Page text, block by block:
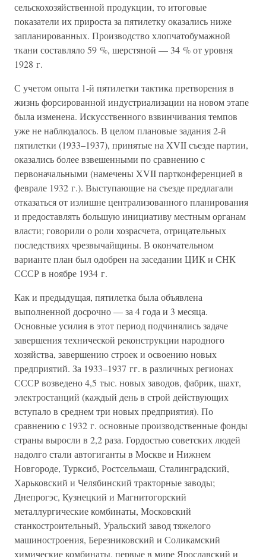
сельскохозяйственной продукции, то итоговые
показатели их прироста за пятилетку оказались ниже
запланированных. Производство хлопчатобумажной
ткани составляло 59 %, шерстяной — 34 % от уровня
1928 г.
С учетом опыта 1-й пятилетки тактика претворения в
жизнь форсированной индустриализации на новом этапе
была изменена. Искусственного взвинчивания темпов
уже не наблюдалось. В целом плановые задания 2-й
пятилетки (1933–1937), принятые на XVII съезде партии,
оказались более взвешенными по сравнению с
первоначальными (намечены XVII партконференцией в
феврале 1932 г.). Выступающие на съезде предлагали
отказаться от излишне централизованного планирования
и предоставлять большую инициативу местным органам
власти; говорили о роли хозрасчета, отрицательных
последствиях чрезвычайщины. В окончательном
варианте план был одобрен на заседании ЦИК и СНК
СССР в ноябре 1934 г.
Как и предыдущая, пятилетка была объявлена
выполненной досрочно — за 4 года и 3 месяца.
Основные усилия в этот период подчинялись задаче
завершения технической реконструкции народного
хозяйства, завершению строек и освоению новых
предприятий. За 1933–1937 гг. в различных регионах
СССР возведено 4,5 тыс. новых заводов, фабрик, шахт,
электростанций (каждый день в строй действующих
вступало в среднем три новых предприятия). По
сравнению с 1932 г. основные производственные фонды
страны выросли в 2,2 раза. Гордостью советских людей
надолго стали автогиганты в Москве и Нижнем
Новгороде, Турксиб, Ростсельмаш, Сталинградский,
Харьковский и Челябинский тракторные заводы;
Днепрогэс, Кузнецкий и Магнитогорский
металлургические комбинаты, Московский
станкостроительный, Уральский завод тяжелого
машиностроения, Березниковский и Соликамский
химические комбинаты, первые в мире Ярославский и